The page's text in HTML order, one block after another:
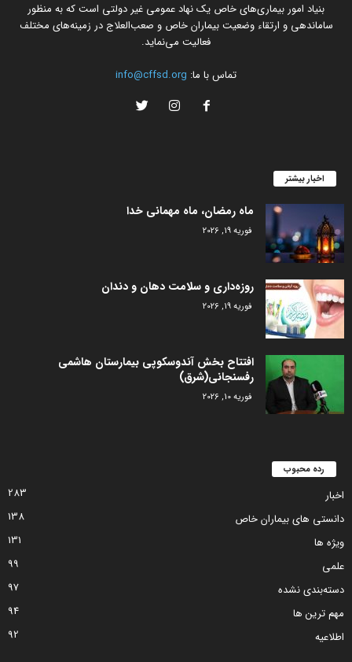
بنیاد امور بیماری‌های خاص یک نهاد عمومی غیر دولتی است که به منظور
ساماندهی و ارتقاء وضعیت بیماران خاص و صعب‌العلاج در زمینه‌های مختلف
فعالیت می‌نماید.
تماس با ما: info@cffsd.org
اخبار بیشتر
ماه رمضان، ماه مهمانی خدا
فوریه 19, 2026
روزه‌داری و سلامت دهان و دندان
فوریه 19, 2026
افتتاح بخش آندوسکوپی بیمارستان هاشمی
رفسنجانی(شرق)
فوریه 10, 2026
رده محبوب
اخبار
283
دانستی های بیماران خاص
138
ویژه ها
131
علمی
99
دسته‌بندی نشده
97
مهم ترین ها
94
اطلاعیه
92